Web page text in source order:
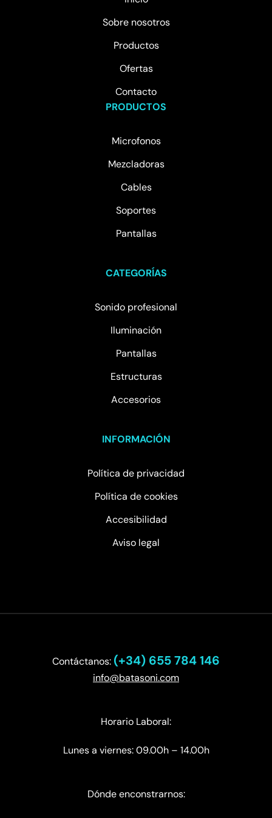
Sobre nosotros
Productos
Ofertas
Contacto
PRODUCTOS
Microfonos
Mezcladoras
Cables
Soportes
Pantallas
CATEGORÍAS
Sonido profesional
Iluminación
Pantallas
Estructuras
Accesorios
INFORMACIÓN
Política de privacidad
Política de cookies
Accesibilidad
Aviso legal
Contáctanos: (+34) 655 784 146
info@batasoni.com
Horario Laboral:
Lunes a viernes: 09.00h – 14.00h
Dónde enconstrarnos: